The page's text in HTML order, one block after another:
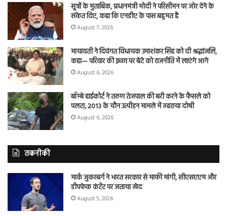
सूत्रों के मुताबिक, प्रधानमंत्री मोदी ने परिसीमन पर जोर देने के
संकेत दिए, कहा कि एनडीए के पास बहुमत है
August 7, 2026
मायावती ने दिवंगत विधायक उमाशंकर सिंह को दी श्रद्धांजलि,
कहा— परिवार की इच्छा पर बेटे को राजनीति में लाएंगे आगे
August 6, 2026
बॉम्बे हाईकोर्ट ने तरुण तेजपाल की बरी करने के फैसले को
पलटा, 2013 के यौन उत्पीड़न मामले में ठहराया दोषी
August 6, 2026
तकनीकी
मार्क जुकरबर्ग ने भारत सरकार से माफी मांगी, सीएसएएम और
डीपफेक कंटेंट पर जताया खेद
August 5, 2026